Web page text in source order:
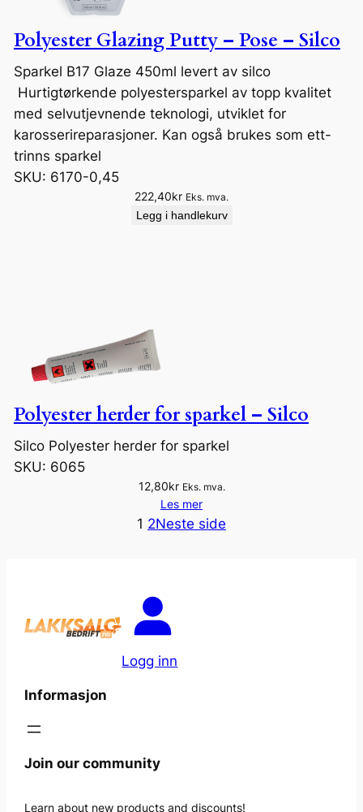
Polyester Glazing Putty – Pose – Silco
Sparkel B17 Glaze 450ml levert av silco
Hurtigtørkende polyestersparkel av topp kvalitet
med selvutjevnende teknologi, utviklet for
karosserireparasjoner. Kan også brukes som ett-
trinns sparkel
SKU: 6170-0,45
222,40kr Eks. mva.
Legg i handlekurv
Polyester herder for sparkel – Silco
Silco Polyester herder for sparkel
SKU: 6065
12,80kr Eks. mva.
Les mer
1 2Neste side
Logg inn
Informasjon
Join our community
Learn about new products and discounts!